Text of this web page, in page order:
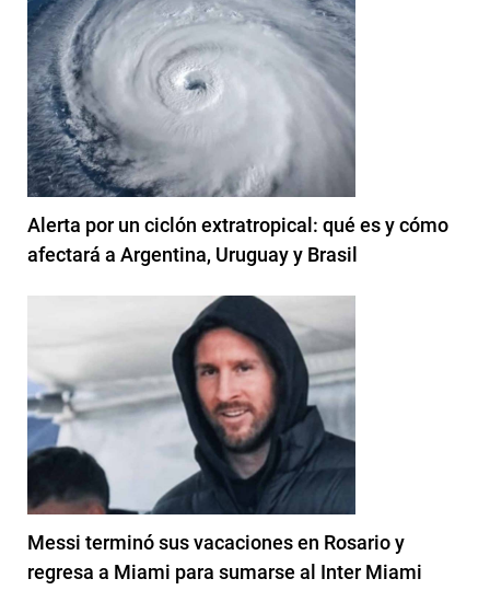
Alerta por un ciclón extratropical: qué es y cómo
afectará a Argentina, Uruguay y Brasil
Messi terminó sus vacaciones en Rosario y
regresa a Miami para sumarse al Inter Miami